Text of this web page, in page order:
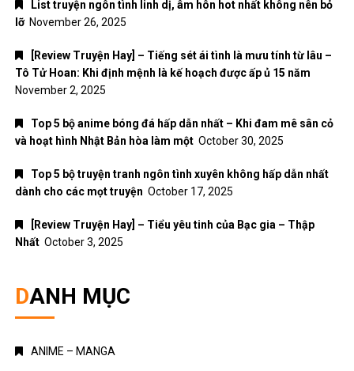
List truyện ngôn tình linh dị, âm hôn hot nhất không nên bỏ
lỡ November 26, 2025
[Review Truyện Hay] – Tiếng sét ái tình là mưu tính từ lâu –
Tô Tử Hoan: Khi định mệnh là kế hoạch được ấp ủ 15 năm
November 2, 2025
Top 5 bộ anime bóng đá hấp dẫn nhất – Khi đam mê sân cỏ
và hoạt hình Nhật Bản hòa làm một October 30, 2025
Top 5 bộ truyện tranh ngôn tình xuyên không hấp dẫn nhất
dành cho các mọt truyện October 17, 2025
[Review Truyện Hay] – Tiểu yêu tinh của Bạc gia – Thập
Nhất October 3, 2025
DANH MỤC
ANIME – MANGA